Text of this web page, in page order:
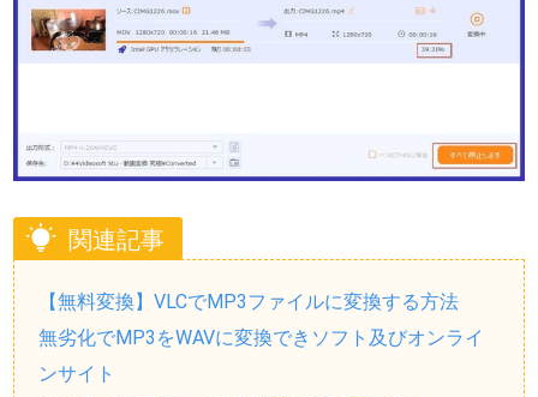
関連記事
【無料変換】VLCでMP3ファイルに変換する方法
無劣化でMP3をWAVに変換できソフト及びオンライ
ンサイト